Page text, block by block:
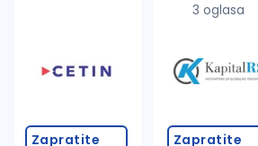
Zapratite
3 oglasa
Zapratite